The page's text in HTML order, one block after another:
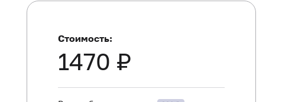
Стоимость:
1470 ₽